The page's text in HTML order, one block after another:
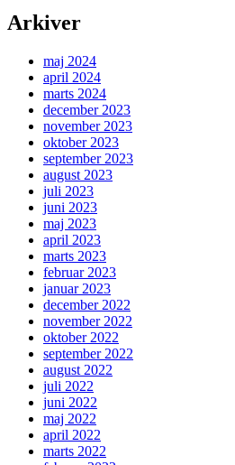
Arkiver
maj 2024
april 2024
marts 2024
december 2023
november 2023
oktober 2023
september 2023
august 2023
juli 2023
juni 2023
maj 2023
april 2023
marts 2023
februar 2023
januar 2023
december 2022
november 2022
oktober 2022
september 2022
august 2022
juli 2022
juni 2022
maj 2022
april 2022
marts 2022